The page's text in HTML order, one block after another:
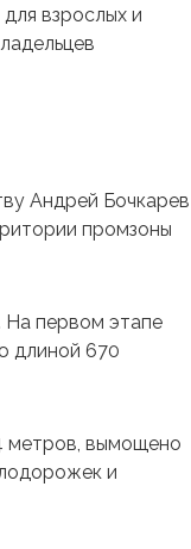
взрослых и
Андрей Бочкарев
промзоны
На первом этапе
длиной 670
метров, вымощено
и